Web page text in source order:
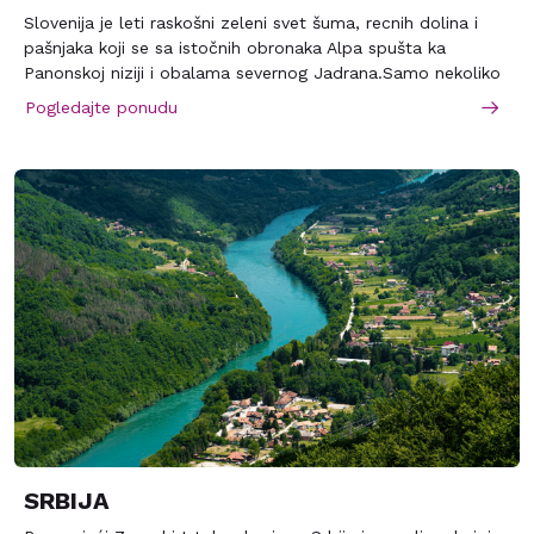
Slovenija je leti raskošni zeleni svet šuma, recnih dolina i
pašnjaka koji se sa istočnih obronaka Alpa spušta ka
Panonskoj niziji i obalama severnog Jadrana.Samo nekoliko
desetina kilometara deli večni sneg alpskih vrhova od bujne
mediteranske vegetacije slovenackog primorja. Na tom
renomirani, besprekorno uređeni primorski, banjskii planinski
centri.
Pogledajte ponudu
SRBIJA